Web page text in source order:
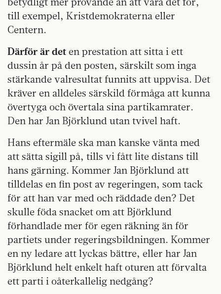
till exempel, Kristdemokraterna eller
Centern.
Därför är det en prestation att sitta i ett
dussin år på den posten, särskilt som inga
stärkande valresultat funnits att uppvisa. Det
kräver en alldeles särskild förmåga att kunna
övertyga och övertala sina partikamrater.
Den har Jan Björklund utan tvivel haft.
Hans eftermäle ska man kanske vänta med
att sätta sigill på, tills vi fått lite distans till
hans gärning. Kommer Jan Björklund att
tilldelas en fin post av regeringen, som tack
för att han var med och räddade den? Det
skulle föda snacket om att Björklund
förhandlade mer för egen räkning än för
partiets under regeringsbildningen. Kommer
en ny ledare att lyckas bättre, eller har Jan
Björklund helt enkelt haft oturen att förvalta
ett parti i oåterkallelig nedgång?